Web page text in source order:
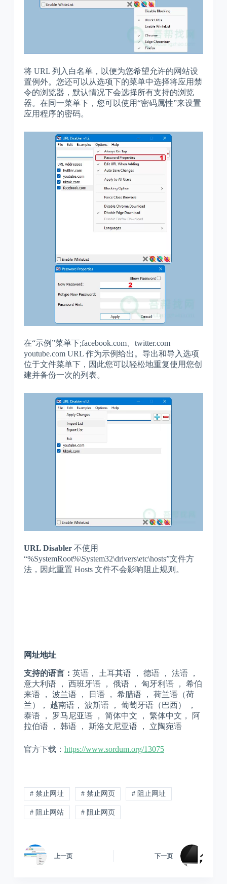
将 URL 列入白名单，以便为您希望允许的网站设
置例外。您还可以从选项下的菜单中选择将应用禁
令的浏览器，默认情况下会选择所有支持的浏览
器。在同一菜单下，您可以使用“密码属性”来设置
应用程序的密码。
在“示例”菜单下;facebook.com、twitter.com
youtube.com URL 作为示例给出。导出和导入选项
位于文件菜单下，因此您可以轻松地重复使用您创
建并备份一次的列表。
URL Disabler不使用
“%SystemRoot%\System32\drivers\etc\hosts”文件方
法，因此重置 Hosts 文件不会影响阻止规则。
网址地址
支持的语言： 英语， 土耳其语 ， 德语 ， 法语 ，
意大利语 ， 西班牙语 ， 俄语 ， 匈牙利语 ， 希伯
来语 ， 波兰语 ， 日语 ， 希腊语 ， 荷兰语（荷
兰）， 越南语， 波斯语 ， 葡萄牙语（巴西） ，
泰语 ， 罗马尼亚语 ， 简体中文 ， 繁体中文， 阿
拉伯语 ， 韩语 ， 斯洛文尼亚语 ， 立陶宛语
官方下载： https://www.sordum.org/13075
# 禁止网址 # 禁止网页 # 阻止网址
# 阻止网站 # 阻止网页
上一页 下一页